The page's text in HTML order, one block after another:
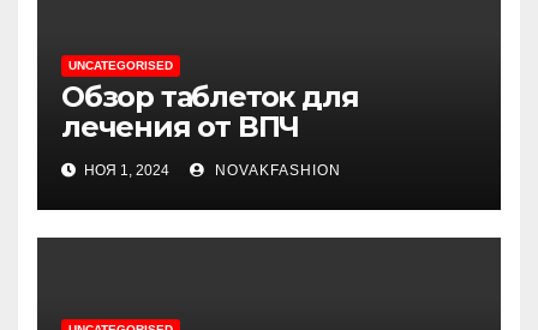
UNCATEGORISED
Обзор таблеток для
лечения от ВПЧ
НОЯ 1, 2024 NOVAKFASHION